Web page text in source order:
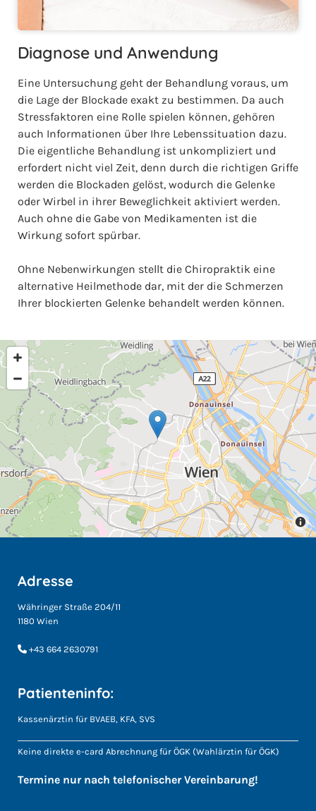
Diagnose und Anwendung
Eine Untersuchung geht der Behandlung voraus, um
die Lage der Blockade exakt zu bestimmen. Da auch
Stressfaktoren eine Rolle spielen können, gehören
auch Informationen über Ihre Lebenssituation dazu.
Die eigentliche Behandlung ist unkompliziert und
erfordert nicht viel Zeit, denn durch die richtigen Griffe
werden die Blockaden gelöst, wodurch die Gelenke
oder Wirbel in ihrer Beweglichkeit aktiviert werden.
Auch ohne die Gabe von Medikamenten ist die
Wirkung sofort spürbar.
Ohne Nebenwirkungen stellt die Chiropraktik eine
alternative Heilmethode dar, mit der die Schmerzen
Ihrer blockierten Gelenke behandelt werden können.
Adresse
Währinger Straße 204/11
1180 Wien
 +43 664 2630791
Patienteninfo:
Kassenärztin für BVAEB, KFA, SVS
Keine direkte e-card Abrechnung für ÖGK (Wahlärztin für ÖGK)
Termine nur nach telefonischer Vereinbarung!